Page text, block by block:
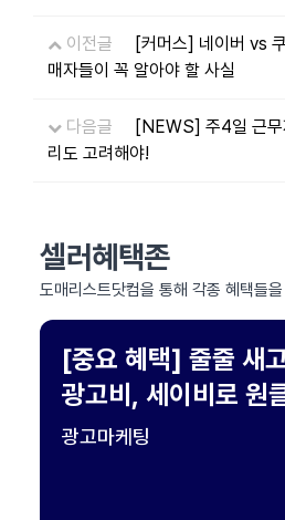
이전글
[커머스] 네이버 vs
매자들이 꼭 알아야 할 사실
다음글
[NEWS] 주4일 근무
리도 고려해야!
셀러혜택존
도매리스트닷컴을 통해 각종 혜택들
[중요 혜택] 줄줄 새
광고비, 세이비로 원
광고마케팅